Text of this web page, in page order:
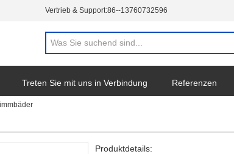
Vertrieb & Support:86--13760732596
Treten Sie mit uns in Verbindung Referenzen
Produktdetails: